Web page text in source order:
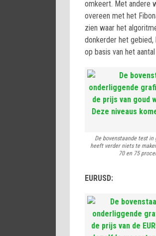
omkeert. Met andere
overeen met het
zien waar het
donkerder het
op basis van het
De bovenstaande test
heeft verder niets te
70 en 75
EURUSD: